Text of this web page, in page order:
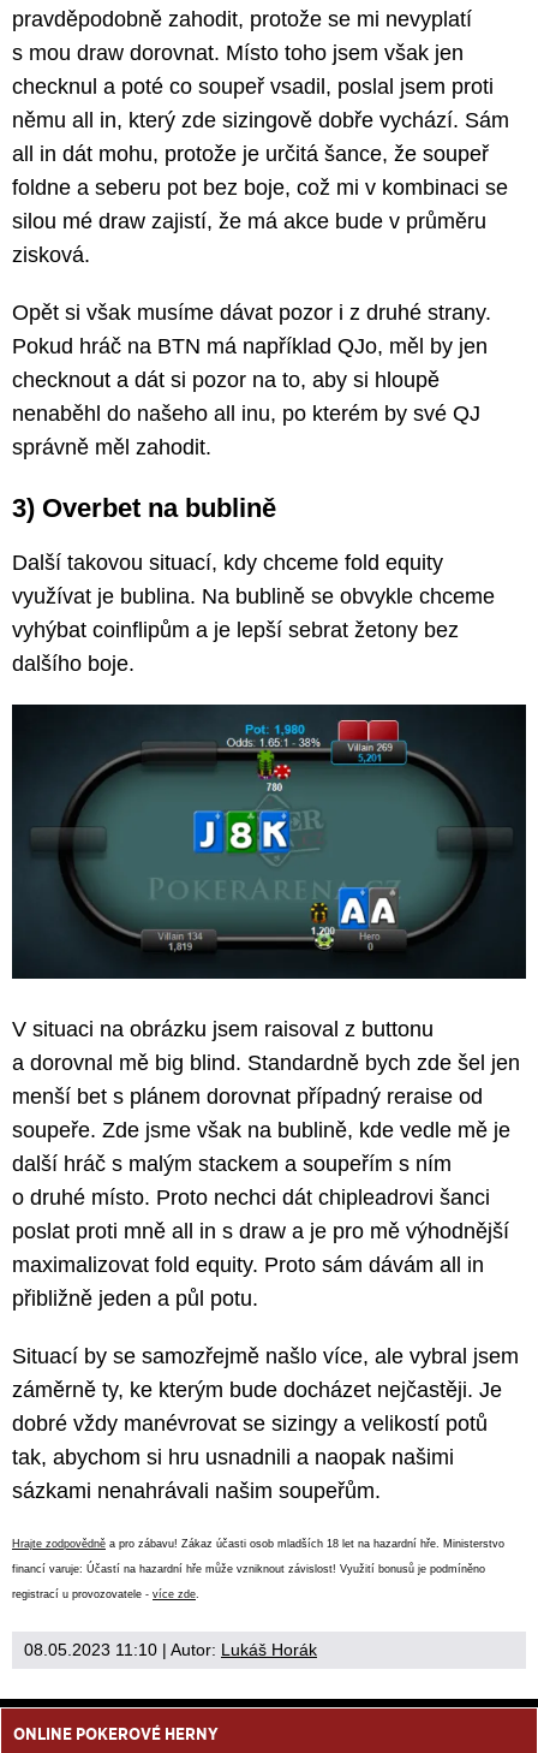
pravděpodobně zahodit, protože se mi nevyplatí
s mou draw dorovnat. Místo toho jsem však jen
checknul a poté co soupeř vsadil, poslal jsem proti
němu all in, který zde sizingově dobře vychází. Sám
all in dát mohu, protože je určitá šance, že soupeř
foldne a seberu pot bez boje, což mi v kombinaci se
silou mé draw zajistí, že má akce bude v průměru
zisková.
Opět si však musíme dávat pozor i z druhé strany.
Pokud hráč na BTN má například QJo, měl by jen
checknout a dát si pozor na to, aby si hloupě
nenaběhl do našeho all inu, po kterém by své QJ
správně měl zahodit.
3) Overbet na bublině
Další takovou situací, kdy chceme fold equity
využívat je bublina. Na bublině se obvykle chceme
vyhýbat coinflipům a je lepší sebrat žetony bez
dalšího boje.
V situaci na obrázku jsem raisoval z buttonu
a dorovnal mě big blind. Standardně bych zde šel jen
menší bet s plánem dorovnat případný reraise od
soupeře. Zde jsme však na bublině, kde vedle mě je
další hráč s malým stackem a soupeřím s ním
o druhé místo. Proto nechci dát chipleadrovi šanci
poslat proti mně all in s draw a je pro mě výhodnější
maximalizovat fold equity. Proto sám dávám all in
přibližně jeden a půl potu.
Situací by se samozřejmě našlo více, ale vybral jsem
záměrně ty, ke kterým bude docházet nejčastěji. Je
dobré vždy manévrovat se sizingy a velikostí potů
tak, abychom si hru usnadnili a naopak našimi
sázkami nenahrávali našim soupeřům.
Hrajte zodpovědně a pro zábavu! Zákaz účasti osob mladších 18 let na hazardní hře. Ministerstvo
financí varuje: Účastí na hazardní hře může vzniknout závislost! Využití bonusů je podmíněno
registrací u provozovatele - více zde.
08.05.2023 11:10 | Autor: Lukáš Horák
ONLINE POKEROVÉ HERNY